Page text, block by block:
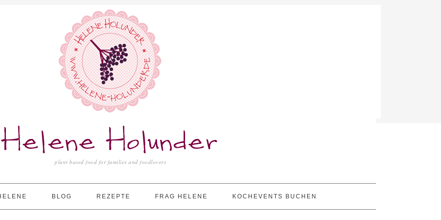
Helene Holunder
plant based food for families and foodlovers
BLOG REZEPTE FRAG HELENE KOCHEVENTS BUCHEN